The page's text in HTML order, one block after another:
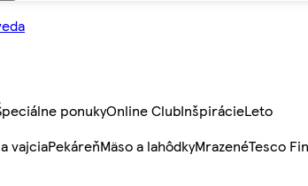
ponukyOnline ClubInšpirácieLeto
vajciaPekáreňMäso a lahôdkyMrazenéTesco